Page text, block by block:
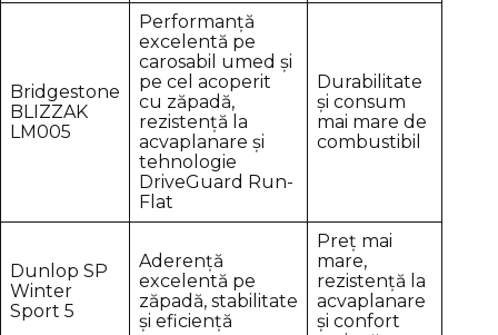
Bridgestone
BLIZZAK
LM005
Performanță
excelentă pe
carosabil umed și
pe cel acoperit
cu zăpadă,
rezistență la
acvaplanare și
tehnologie
DriveGuard Run-
Flat
Durabilitate
și consum
mai mare de
combustibil
Dunlop SP
Winter
Sport 5
Aderență
excelentă pe
zăpadă, stabilitate
și eficiență
Preț mai
mare,
rezistență la
acvaplanare
și confort